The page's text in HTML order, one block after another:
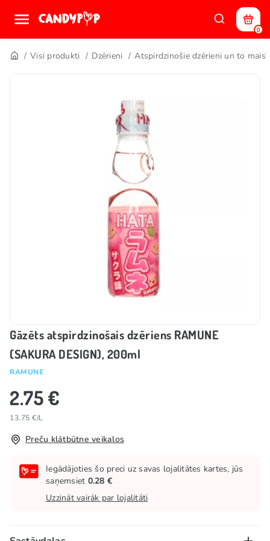
0
Visi produkti Dzērieni Atspirdzinošie dzērieni un to
Gāzēts atspirdzinošais dzēriens RAMUNE
(SAKURA DESIGN), 200ml
RAMUNE
2.75 €
13.75 €/L
Preču klātbūtne veikalos
Iegādājoties šo preci uz savas lojalitātes kartes, jūs
saņemsiet 0.28 €
Uzzināt vairāk par lojalitāti